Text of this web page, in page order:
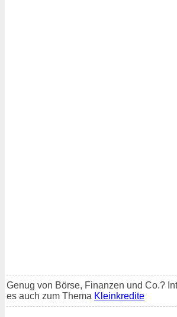
Genug von Börse, Finanzen und Co.?
es auch zum Thema Kleinkredite